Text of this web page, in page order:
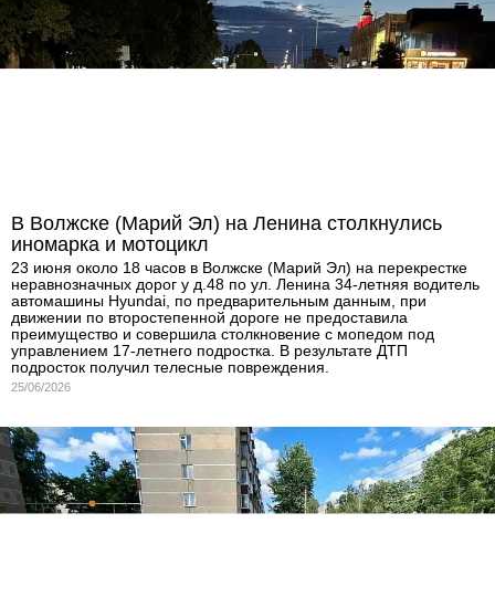
В Волжске (Марий Эл) на Ленина столкнулись
иномарка и мотоцикл
23 июня около 18 часов в Волжске (Марий Эл) на перекрестке
неравнозначных дорог у д.48 по ул. Ленина 34-летняя водитель
автомашины Hyundai, по предварительным данным, при
движении по второстепенной дороге не предоставила
преимущество и совершила столкновение с мопедом под
управлением 17-летнего подростка. В результате ДТП
подросток получил телесные повреждения.
25/06/2026